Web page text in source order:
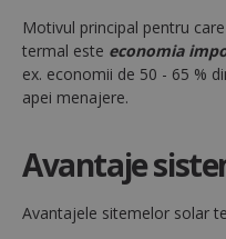
Motivul principal pentru
termal este economia
ex. economii de 50 - 65 %
apei menajere.
Avantaje
Avantajele sitemelor solar